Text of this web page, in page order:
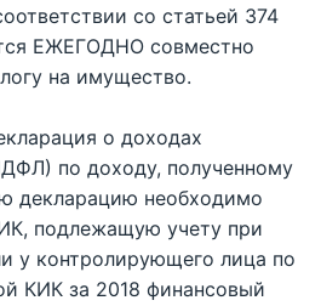
со статьей 374
ЕЖЕГОДНО совместно
на имущество.
о доходах
по доходу, полученному
декларацию необходимо
подлежащую учету при
у контролирующего лица по
КИК за 2018 финансовый